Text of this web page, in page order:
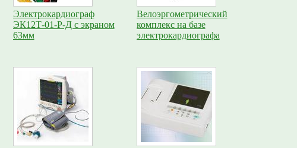
Электрокардиограф
ЭК12Т-01-Р-Д с экраном
63мм
Велоэргометрический
комплекс на базе
электрокардиографа